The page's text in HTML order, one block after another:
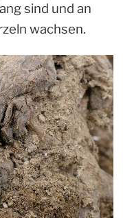
sind und an
wachsen.